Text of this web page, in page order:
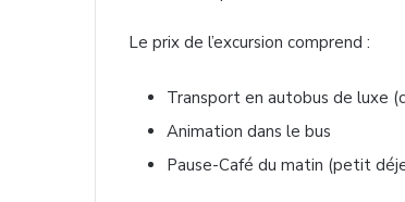
Le prix de l’excursion comprend :
Transport en autobus de luxe
Animation dans le bus
Pause-Café du matin (petit